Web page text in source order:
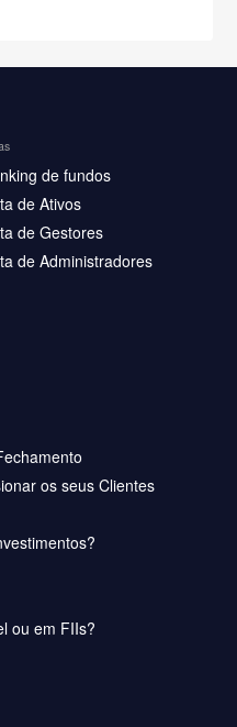
de fundos
de Ativos
de Gestores
de Administradores
os seus Clientes
ou em FIIs?